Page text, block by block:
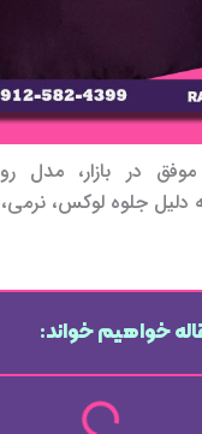
در بازار، مدل
جلوه لوکس، نرمی،
خواهیم خواند: